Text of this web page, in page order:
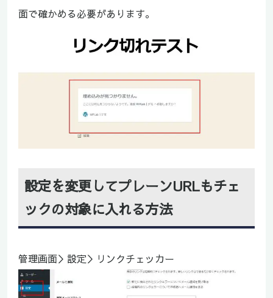
面で確かめる必要があります。
設定を変更してプレーンURLもチェ
ックの対象に入れる方法
管理画面＞設定＞リンクチェッカー